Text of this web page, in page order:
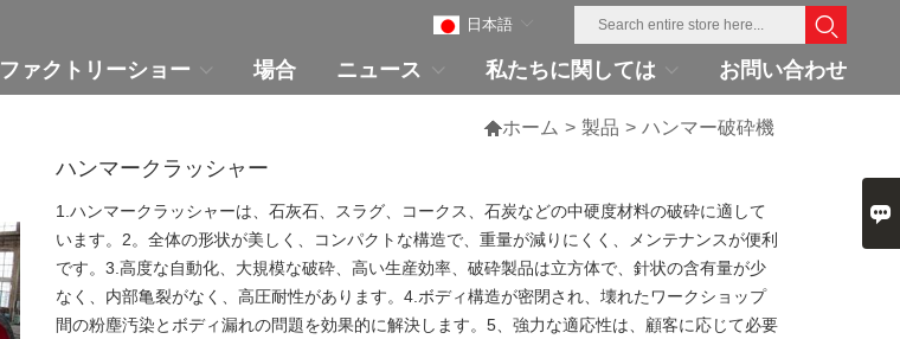
ファクトリーショー 場合 ニュース 私たちに関しては お問い合わせ
日本語
ホーム > 製品 > ハンマー破砕機
ハンマークラッシャー
1.ハンマークラッシャーは、石灰石、スラグ、コークス、石炭などの中硬度材料の破砕に適して
います。2。全体の形状が美しく、コンパクトな構造で、重量が減りにくく、メンテナンスが便利
です。3.高度な自動化、大規模な破砕、高い生産効率、破砕製品は立方体で、針状の含有量が少
なく、内部亀裂がなく、高圧耐性があります。4.ボディ構造が密閉され、壊れたワークショップ
間の粉塵汚染とボディ漏れの問題を効果的に解決します。5、強力な適応性は、顧客に応じて必要
